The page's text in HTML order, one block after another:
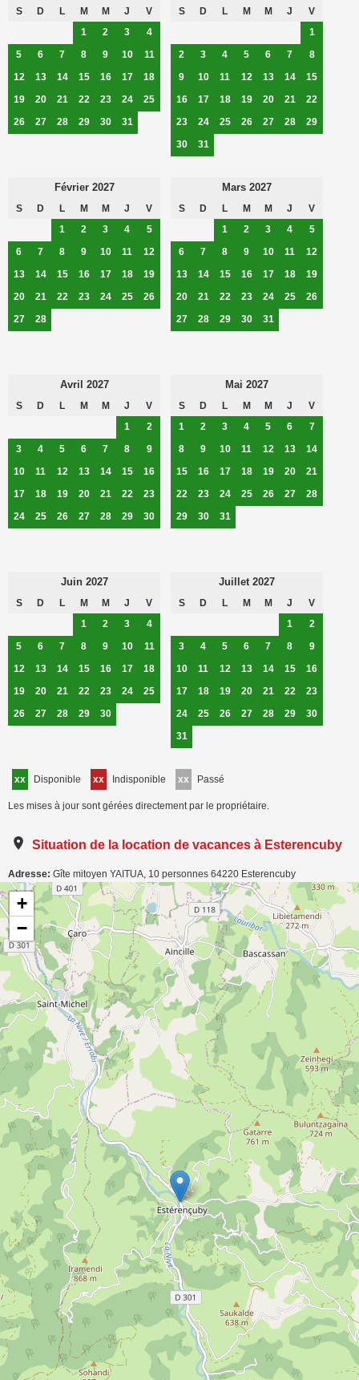
S D L M M J
V
1
2 3
4
5
6 7 8 9 10
11
12
13 14 15 16 17
18
19
20 21 22 23 24
25
26
27 28 29 30 31
S D L M M J
V
1
2
3 4 5 6 7
8
9
10 11 12 13 14
15
16
17 18 19 20 21
22
23
24 25 26 27 28
29
30
31
Février 2027
S D L M M J
V
1
2 3 4
5
6
7 8 9 10 11
12
13
14 15 16 17 18
19
20
21 22 23 24 25
26
27
28
Mars 2027
S D L M M J
V
1
2 3 4
5
6
7 8 9 10 11
12
13
14 15 16 17 18
19
20
21 22 23 24 25
26
27
28 29 30 31
Avril 2027
S D L M M J
V
1
2
3
4 5 6 7 8
9
10
11 12 13 14 15
16
17
18 19 20 21 22
23
24
25 26 27 28 29 30
Mai 2027
S D L M M J
V
1
2 3 4 5 6
7
8
9 10 11 12 13
14
15
16 17 18 19 20
21
22
23 24 25 26 27
28
29
30 31
Juin 2027
S D L M M J
V
1
2 3
4
5
6 7 8 9 10
11
12
13 14 15 16 17
18
19
20 21 22 23 24
25
26
27 28 29 30
Juillet 2027
S D L M M J
V
1
2
3
4 5 6 7 8
9
10
11 12 13 14 15
16
17
18 19 20 21 22
23
24
25 26 27 28 29
30
31
xx Disponible xx Indisponible xx Passé
Les mises à jour sont gérées directement par le propriétaire.
Situation de la location de vacances à Esterencuby
Adresse: Gîte mitoyen YAITUA, 10 personnes 64220 Esterencuby
Carte de localisation de l'annonce: Gîte pour 10 personnes à Esterencuby avec
vue montagne
+
−